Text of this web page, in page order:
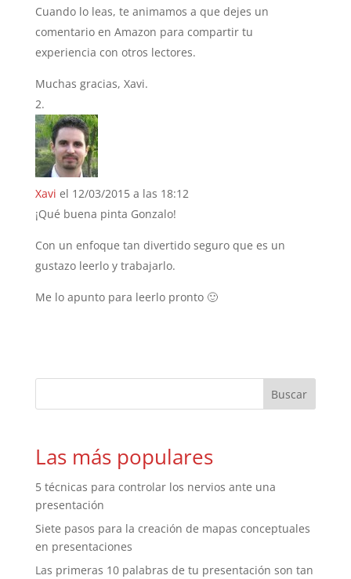
Cuando lo leas, te animamos a que dejes un
comentario en Amazon para compartir tu
experiencia con otros lectores.
Muchas gracias, Xavi.
Xavi el 12/03/2015 a las 18:12
¡Qué buena pinta Gonzalo!
Con un enfoque tan divertido seguro que es un
gustazo leerlo y trabajarlo.
Me lo apunto para leerlo pronto 🙂
Las más populares
5 técnicas para controlar los nervios ante una
presentación
Siete pasos para la creación de mapas conceptuales
en presentaciones
Las primeras 10 palabras de tu presentación son tan